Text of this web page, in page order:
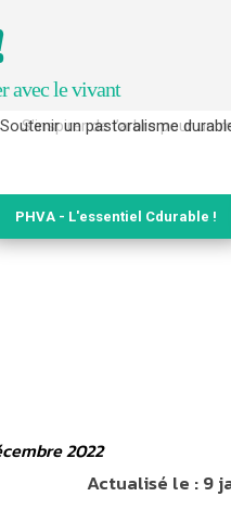
avec le vivant
S’inspirer de l’arbre pour un
PHVA - L'essentiel Cdurable !
2022
Actualisé le :9